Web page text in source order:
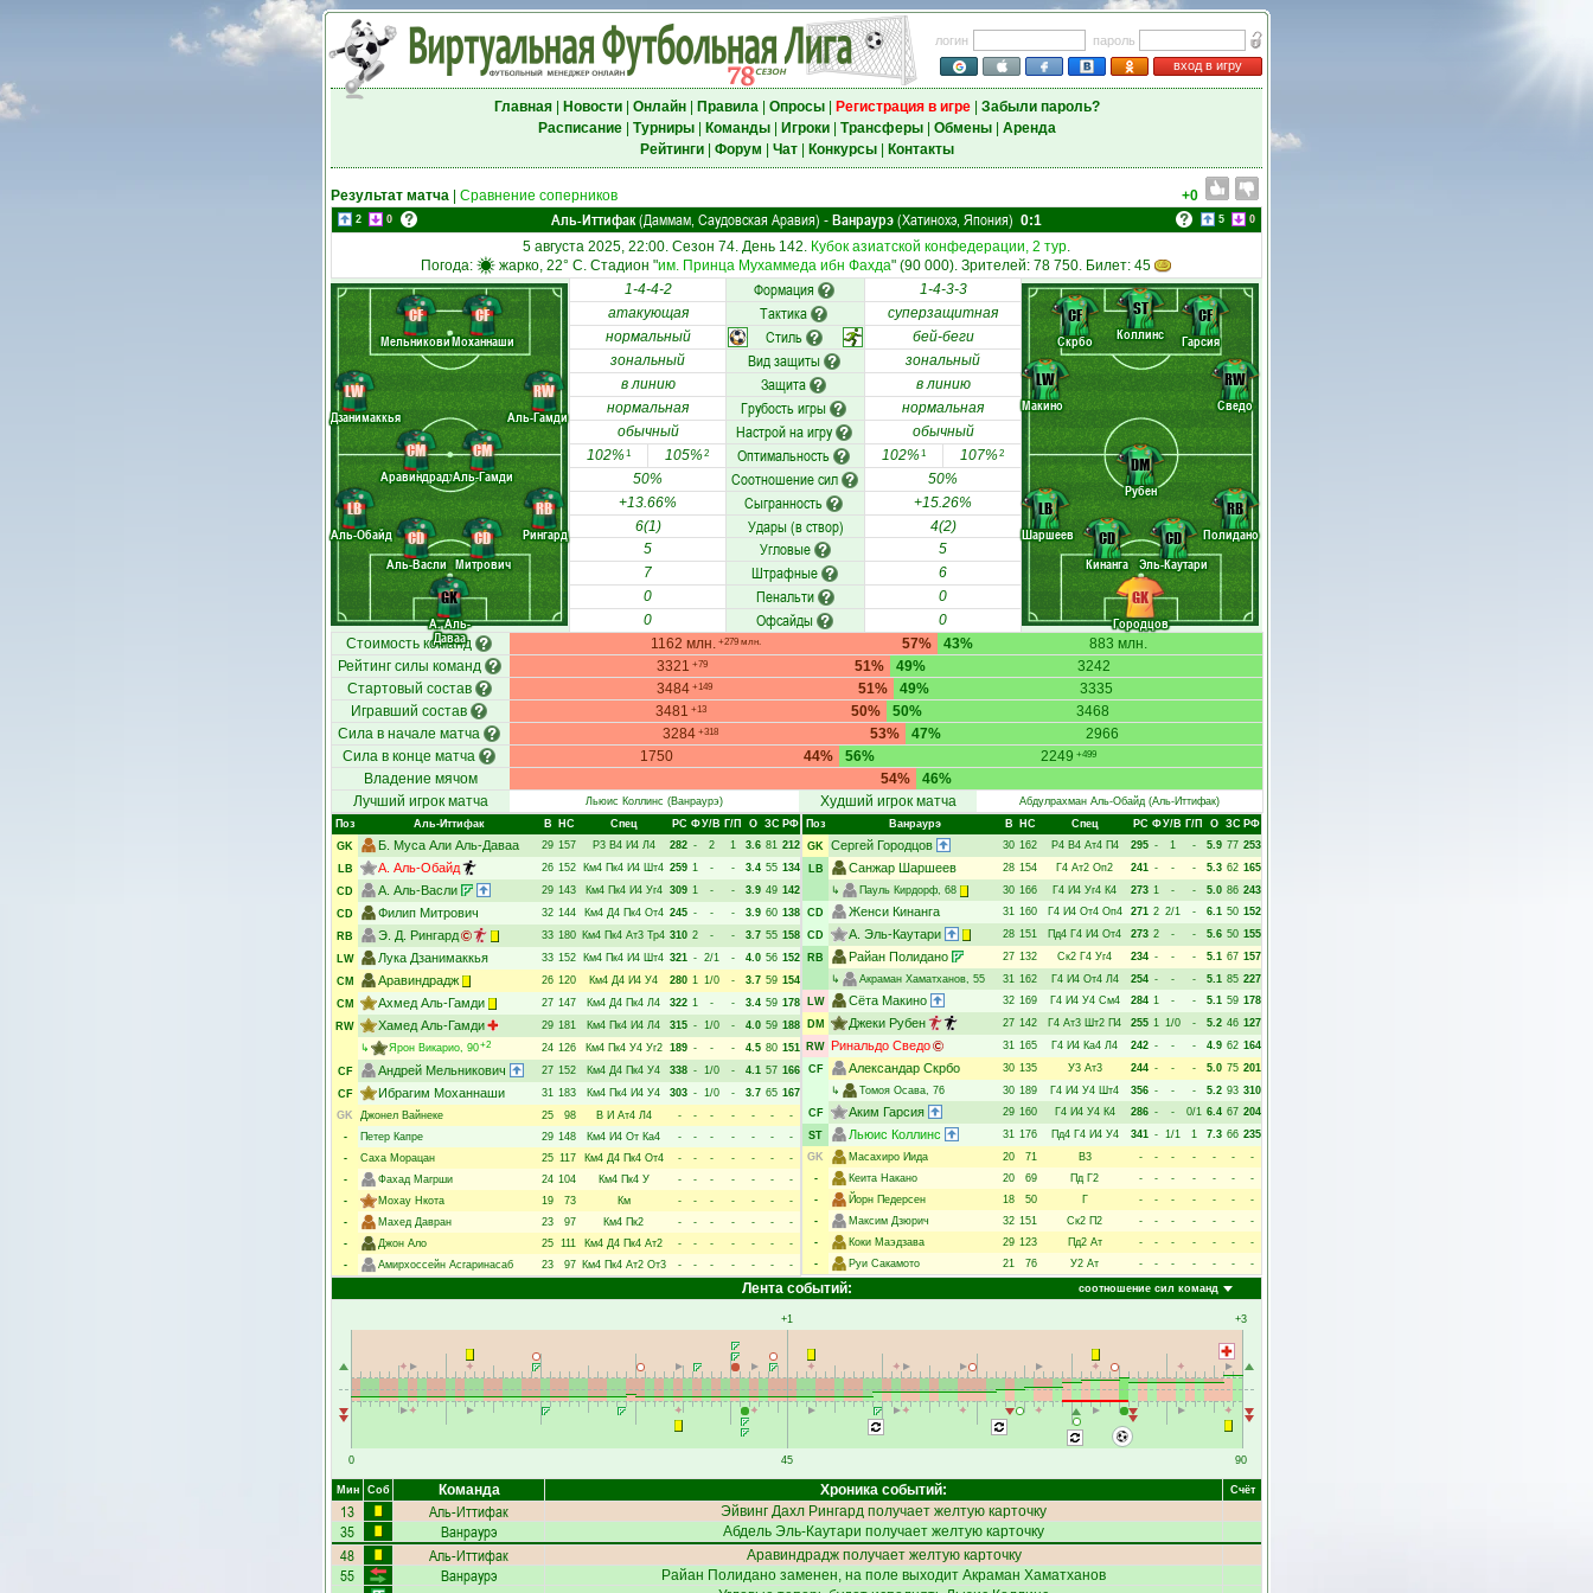
логин
пароль
вход в игру
Главная| Новости| Онлайн| Правила| Опросы| Регистрация в игре| Забыли пароль?
Расписание| Турниры| Команды| Игроки| Трансферы| Обмены| Аренда
Рейтинги| Форум Чат| Конкурсы| Контакты
Результат матча Сравнение соперников +0
2 0 Аль-Иттифак(Даммам, Саудовская Аравия) - Ванраурэ(Хатинохэ, Япония) 0:1 5 0
5 августа 2025, 22:00. Сезон 74. День 142. Кубок азиатской конфедерации, 2 тур.
Погода:
жарко, 22° C. Стадион "им. Принца Мухаммеда ибн Фахда" (90 000). Зрителей: 78 750. Билет: 45
А. Аль-
Даваа
Аль-Обайд
Аль-Васли Митрович
Рингард
Дзанимаккья
АравиндраджАль-Гамди
Аль-Гамди
МельниковичМоханнаши
GK
LB
CD
CD
RB
LW
CM CM
RW
CF CF
1-4-4-2 Формация 1-4-3-3
Городцов
Шаршеев
Кинанга Эль-Каутари
Полидано
Макино
Рубен
Сведо
Скрбо Гарсия
Коллинс
GK
LB
CD
CD
RB
LW
DM
RW
CF CF
ST
атакующая Тактика
суперзащитная
нормальный
Стиль
бей-беги
зональный
Вид защиты
зональный
в линию
Защита
в линию
нормальная
Грубость игры
нормальная
обычный
Настрой на игру
обычный
102%1 105%2 Оптимальность 102%1 107%2
50% Соотношение сил
50%
+13.66%
Сыгранность
+15.26%
6(1)
Удары (в створ)
4(2)
5
Угловые
5
7
Штрафные
6
0
Пенальти
0
0
Офсайды
0
Стоимость команд
1162 млн. +279 млн. 57% 883 млн.
43%
Рейтинг силы команд
3321 +79 51% 3242
49%
Стартовый состав
3484 +149 51% 3335
49%
Игравший состав
3481 +13 50% 3468
50%
Сила в начале матча
3284 +318 53% 2966
47%
Сила в конце матча
1750 44% 2249 +499
56%
Владение мячом
54%
46%
Лучший игрок матча
Льюис Коллинс (Ванраурэ) Худший игрок матча Абдулрахман Аль-Обайд (Аль-Иттифак)
Поз
Аль-Иттифак В НC Спец РC ФУ/В Г/П О ЗС РФ
GK
Б. Муса Али Аль-Даваа 29 157 Р3 В4 И4 Л4 282 - 2 1 3.6 81 212
LB
А. Аль-Обайд 26 152 Км4 Пк4 И4 Шт4 259 1 - - 3.4 55 134
CD
А. Аль-Васли 29 143 Км4 Пк4 И4 Уг4 309 1 - - 3.9 49 142
CD
Филип Митрович 32 144 Км4 Д4 Пк4 От4 245 - - - 3.9 60 138
RB
Э. Д. Рингард 33 180 Км4 Пк4 Ат3 Тр4 310 2 - - 3.7 55 158
LW
Лука Дзанимаккья 33 152 Км4 Пк4 И4 Шт4 321 - 2/1 - 4.0 56 152
CM
Аравиндрадж 26 120 Км4 Д4 И4 У4 280 1 1/0 - 3.7 59 154
CM
Ахмед Аль-Гамди 27 147 Км4 Д4 Пк4 Л4 322 1 - - 3.4 59 178
RW
Хамед Аль-Гамди 29 181 Км4 Пк4 И4 Л4 315 - 1/0 - 4.0 59 188
↳
Ярон Викарио, 90+2 24 126 Км4 Пк4 У4 Уг2 189 - - - 4.5 80 151
CF
Андрей Мельникович 27 152 Км4 Д4 Пк4 У4 338 - 1/0 - 4.1 57 166
CF
Ибрагим Моханнаши 31 183 Км4 Пк4 И4 У4 303 - 1/0 - 3.7 65 167
GK
Джонел Вайнеке 25 98 В И Ат4 Л4 - - - - - -
-
-
Петер Капре 29 148 Км4 И4 От Ка4 - - - - - -
-
-
Саха Морацан 25 117 Км4 Д4 Пк4 От4 - - - - - -
-
-
Фахад Магрши 24 104 Км4 Пк4 У - - - - - -
-
-
Мохау Нкота 19 73 Км - - - - - -
-
-
Махед Давран 23 97 Км4 Пк2 - - - - - -
-
-
Джон Ало 25 111 Км4 Д4 Пк4 Ат2 - - - - - -
-
-
Амирхоссейн Асгаринасаб 23 97 Км4 Пк4 Ат2 От3 - - - - - - -
Поз Ванраурэ В НC Спец РC ФУ/В Г/П О ЗС РФ
GK Сергей Городцов 30 162 Р4 В4 Ат4 П4 295 - 1 - 5.9 77 253
LB
Санжар Шаршеев 28 154 Г4 Ат2 Оп2 241 - - - 5.3 62 165
↳
Пауль Кирдорф, 68 30 166 Г4 И4 Уг4 К4 273 1 - - 5.0 86 243
CD
Женси Кинанга 31 160 Г4 И4 От4 Оп4 271 2 2/1 - 6.1 50 152
CD
А. Эль-Каутари 28 151 Пд4 Г4 И4 От4 273 2 - - 5.6 50 155
RB
Райан Полидано 27 132 Ск2 Г4 Уг4 234 - - - 5.1 67 157
↳
Акраман Хаматханов, 55 31 162 Г4 И4 От4 Л4 254 - - - 5.1 85 227
LW
Сёта Макино 32 169 Г4 И4 У4 См4 284 1 - - 5.1 59 178
DM
Джеки Рубен 27 142 Г4 Ат3 Шт2 П4 255 1 1/0 - 5.2 46 127
RW Ринальдо Сведо 31 165 Г4 И4 Ка4 Л4 242 - - - 4.9 62 164
CF
Александар Скрбо 30 135 У3 Ат3 244 - - - 5.0 75 201
↳
Томоя Осава, 76 30 189 Г4 И4 У4 Шт4 356 - - - 5.2 93 310
CF
Аким Гарсия 29 160 Г4 И4 У4 К4 286 - - 0/1 6.4 67 204
ST
Льюис Коллинс 31 176 Пд4 Г4 И4 У4 341 - 1/1 1 7.3 66 235
GK
Масахиро Иида 20 71 В3 - - - - - -
-
-
Кеита Накано 20 69 Пд Г2 - - - - - -
-
-
Йорн Педерсен 18 50 Г - - - - - -
-
-
Максим Дзюрич 32 151 Ск2 П2 - - - - - -
-
-
Коки Маэдзава 29 123 Пд2 Ат - - - - - -
-
-
Руи Сакамото 21 76 У2 Ат - - - - - - -
соотношение сил команд
Лента событий:
0
+1
45
+3
90
Мин Соб Команда Хроника событий: Счёт
13 Аль-Иттифак Эйвинг Дахл Рингард получает желтую карточку
35 Ванраурэ Абдель Эль-Каутари получает желтую карточку
48 Аль-Иттифак Аравиндраджполучает желтую карточку
55 Ванраурэ Райан Полидано заменен, на поле выходит Акраман Хаматханов